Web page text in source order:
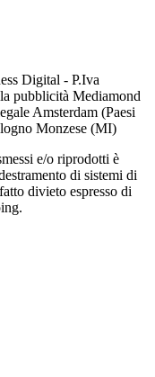
Digital - P.Iva
pubblicità Mediamond
Amsterdam (Paesi
Monzese (MI)
e/o riprodotti è
di sistemi di
divieto espresso di